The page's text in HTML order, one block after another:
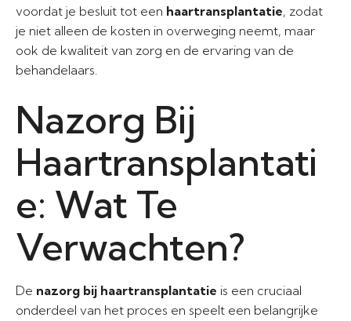
voordat je besluit tot een haartransplantatie, zodat
je niet alleen de kosten in overweging neemt, maar
ook de kwaliteit van zorg en de ervaring van de
behandelaars.
Nazorg Bij
Haartransplantati
e: Wat Te
Verwachten?
De nazorg bij haartransplantatie is een cruciaal
onderdeel van het proces en speelt een belangrijke